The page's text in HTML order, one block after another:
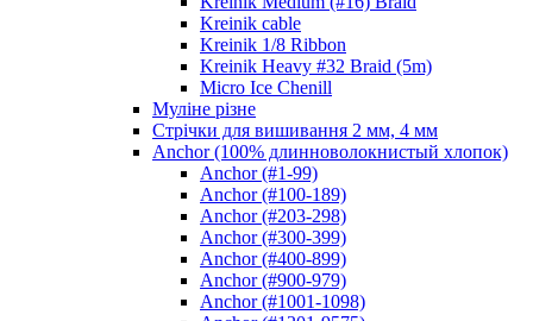
Kreinik cable
Kreinik 1/8 Ribbon
Kreinik Heavy #32 Braid (5m)
Micro Ice Chenill
Муліне різне
Стрічки для вишивання 2 мм, 4 мм
Anchor (100% длинноволокнистый хлопок)
Anchor (#1-99)
Anchor (#100-189)
Anchor (#203-298)
Anchor (#300-399)
Anchor (#400-899)
Anchor (#900-979)
Anchor (#1001-1098)